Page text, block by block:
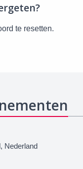
te resetten.
Nederland